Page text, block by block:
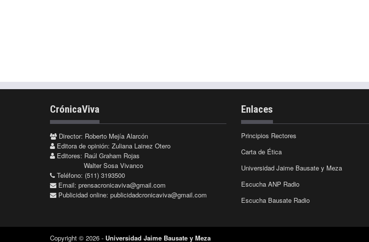
CrónicaViva
Director: Roberto Mejía Alarcón
Editora de opinión: Zuliana Lainez Otero
Editores: Raúl Graham Rojas
Walter Sosa Vivanco
Teléfono: (511) 3193500
Email: prensacronicaviva@gmail.com
Publicidad online: publicidadcronicaviva@gmail.com
Enlaces
Principios Rectores
Carta de Ética
Universidad Jaime Bausate y Meza
Escucha ANP Radio
Escucha Bausate Radio
Copyright © 2026 - Universidad Jaime Bausate y Meza